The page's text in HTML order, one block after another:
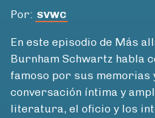
Por: SVWC
En este episodio de Más
Burnham Schwartz habla
famoso por sus memorias
conversación íntima y
literatura, el oficio y los